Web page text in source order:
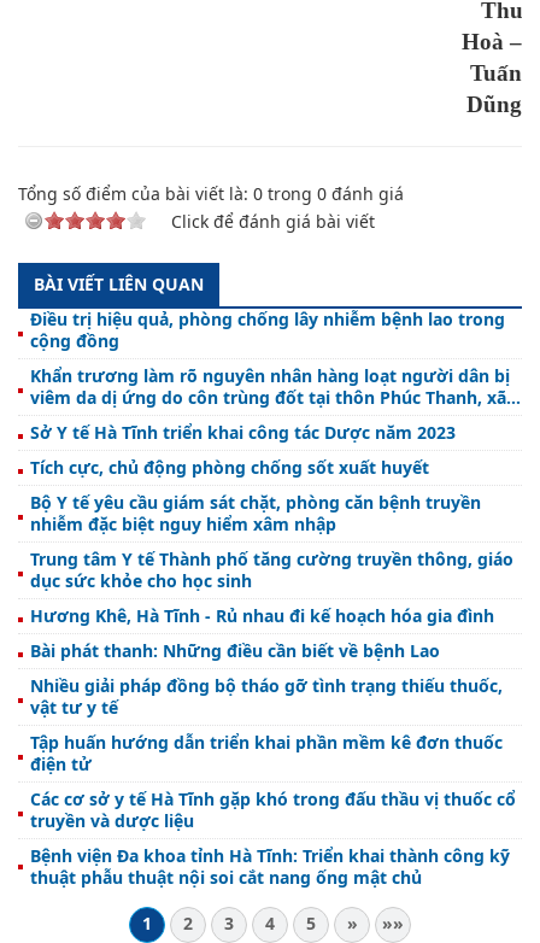
Thu
Hoà –
Tuấn
Dũng
Tổng số điểm của bài viết là: 0 trong 0 đánh giá
Click để đánh giá bài viết
BÀI VIẾT LIÊN QUAN
Điều trị hiệu quả, phòng chống lây nhiễm bệnh lao trong
cộng đồng
Khẩn trương làm rõ nguyên nhân hàng loạt người dân bị
viêm da dị ứng do côn trùng đốt tại thôn Phúc Thanh, xã
Thạch Khê, huyện Thạch Hà
Sở Y tế Hà Tĩnh triển khai công tác Dược năm 2023
Tích cực, chủ động phòng chống sốt xuất huyết
Bộ Y tế yêu cầu giám sát chặt, phòng căn bệnh truyền
nhiễm đặc biệt nguy hiểm xâm nhập
Trung tâm Y tế Thành phố tăng cường truyền thông, giáo
dục sức khỏe cho học sinh
Hương Khê, Hà Tĩnh - Rủ nhau đi kế hoạch hóa gia đình
Bài phát thanh: Những điều cần biết về bệnh Lao
Nhiều giải pháp đồng bộ tháo gỡ tình trạng thiếu thuốc,
vật tư y tế
Tập huấn hướng dẫn triển khai phần mềm kê đơn thuốc
điện tử
Các cơ sở y tế Hà Tĩnh gặp khó trong đấu thầu vị thuốc cổ
truyền và dược liệu
Bệnh viện Đa khoa tỉnh Hà Tĩnh: Triển khai thành công kỹ
thuật phẫu thuật nội soi cắt nang ống mật chủ
1
2 3 4 5 » »»